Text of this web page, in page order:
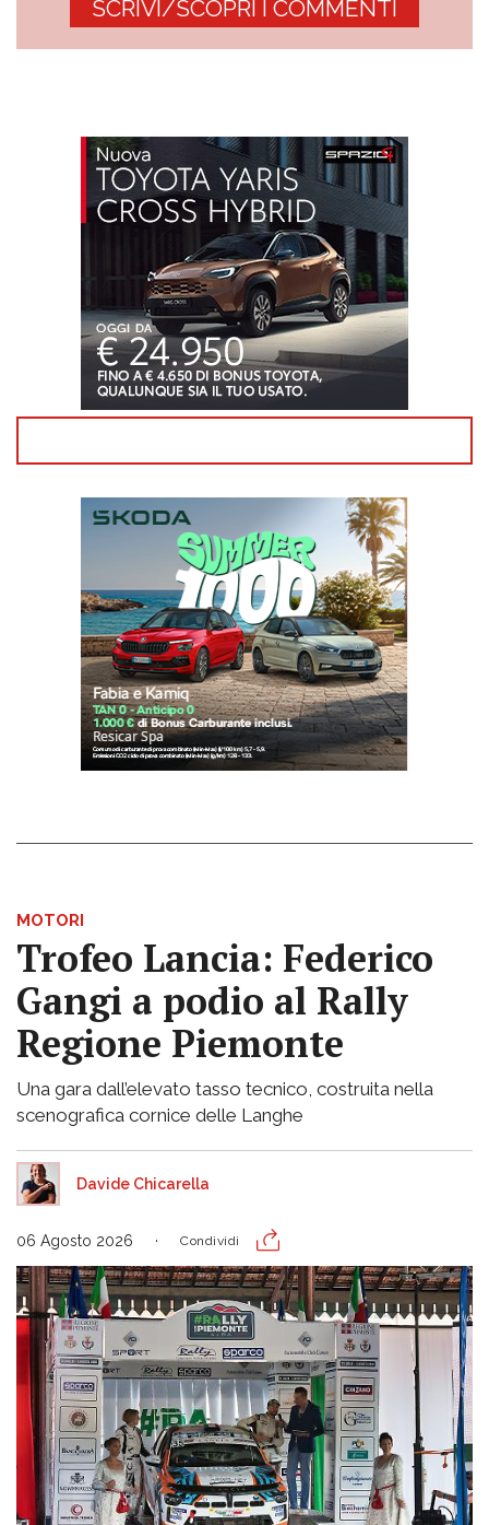
SCRIVI/SCOPRI I COMMENTI
MOTORI
Trofeo Lancia: Federico
Gangi a podio al Rally
Regione Piemonte
Una gara dall’elevato tasso tecnico, costruita nella
scenografica cornice delle Langhe
Davide Chicarella
06 Agosto 2026 Condividi